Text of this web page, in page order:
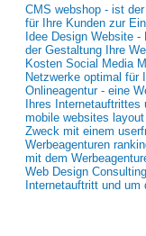
CMS webshop - ist
für Ihre Kunden zur
Idee Design Website
der Gestaltung Ihre
Kosten Social Media
Netzwerke optimal für
Onlineagentur - eine
Ihres
mobile websites
Zweck mit einem
Werbeagenturen
mit dem
Web Design
Internetauftritt und